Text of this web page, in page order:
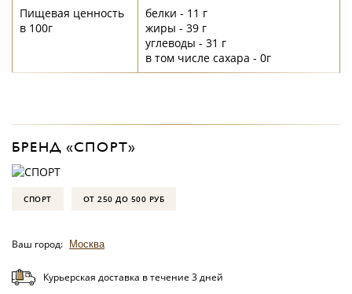
Пищевая ценность
в 100г
белки - 11 г
жиры - 39 г
углеводы - 31 г
в том числе сахара - 0г
БРЕНД «СПОРТ»
СПОРТ ОТ 250 ДО 500 РУБ
Ваш город: Москва
Курьерская доставка в течение 3 дней